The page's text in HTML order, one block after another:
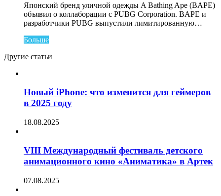
Японский бренд уличной одежды A Bathing Ape (BAPE)
объявил о коллаборации с PUBG Corporation. BAPE и
разработчики PUBG выпустили лимитированную…
Больше
Другие статьи
Новый iPhone: что изменится для геймеров
в 2025 году
18.08.2025
VIII Международный фестиваль детского
анимационного кино «Аниматика» в Артек
07.08.2025